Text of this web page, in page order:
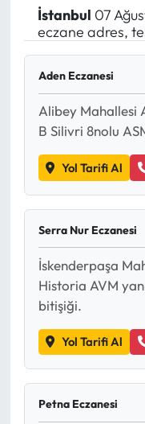
İstanbul 07
eczane adres,
Aden Eczanesi
Alibey Mahallesi
B Silivri 8nolu
Yol Tarifi Al
Serra Nur Eczanesi
İskenderpaşa
Historia AVM
bitişiği.
Yol Tarifi Al
Petna Eczanesi
Yargı Kararları
Araştırma-